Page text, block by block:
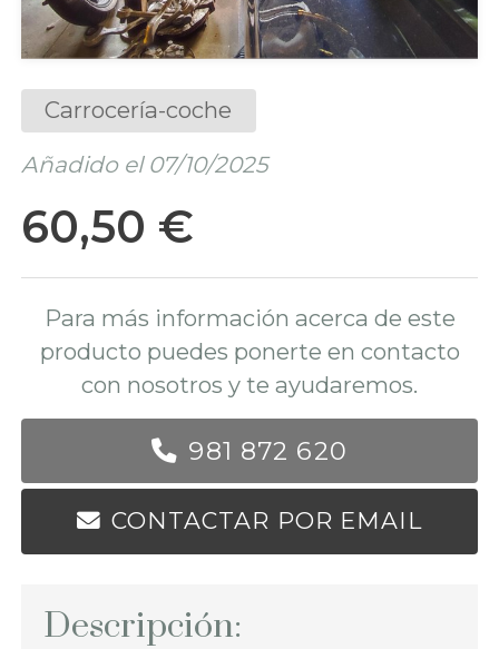
Carrocería-coche
Añadido el 07/10/2025
60,50 €
Para más información acerca de este
producto puedes ponerte en contacto
con nosotros y te ayudaremos.
981 872 620
CONTACTAR POR EMAIL
Descripción: